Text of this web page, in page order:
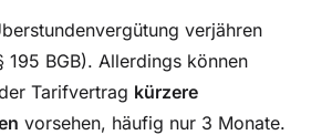
verjähren
195 BGB). Allerdings können
Tarifvertrag kürzere
vorsehen, häufig nur 3 Monate.